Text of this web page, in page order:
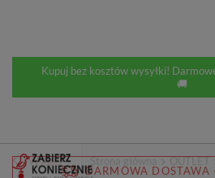
Kupuj bez kosztów wysyłki!
🚚
DARMOWA DOSTAWA
Wstecz Strona główna OUTLET